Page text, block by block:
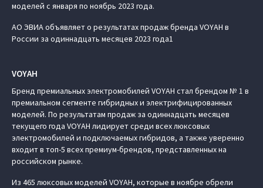
моделей с января по ноябрь 2023 года.
АО ЭВИА объявляет о результатах продаж бренда VOYAH в
России за одиннадцать месяцев 2023 года1
VOYAH
Бренд премиальных электромобилей VOYAH стал брендом № 1 в
премиальном сегменте гибридных и электрифицированных
моделей. По результатам продаж за одиннадцать месяцев
текущего года VOYAH лидирует среди всех люксовых
электромобилей и подключаемых гибридов, а также уверенно
входит в топ-5 всех премиум-брендов, представленных на
российском рынке.
Из 465 люксовых моделей VOYAH, которые в ноябре обрели